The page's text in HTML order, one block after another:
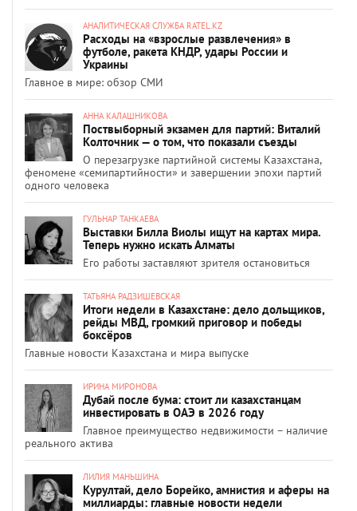
АНАЛИТИЧЕСКАЯ СЛУЖБА RATEL.KZ
Расходы на «взрослые развлечения» в
футболе, ракета КНДР, удары России и
Украины
Главное в мире: обзор СМИ
АННА КАЛАШНИКОВА
Поствыборный экзамен для партий: Виталий
Колточник — о том, что показали съезды
О перезагрузке партийной системы Казахстана,
феномене «семипартийности» и завершении эпохи партий
одного человека
ГУЛЬНАР ТАНКАЕВА
Выставки Билла Виолы ищут на картах мира.
Теперь нужно искать Алматы
Его работы заставляют зрителя остановиться
ТАТЬЯНА РАДЗИШЕВСКАЯ
Итоги недели в Казахстане: дело дольщиков,
рейды МВД, громкий приговор и победы
боксёров
Главные новости Казахстана и мира выпуске
ИРИНА МИРОНОВА
Дубай после бума: стоит ли казахстанцам
инвестировать в ОАЭ в 2026 году
Главное преимущество недвижимости – наличие
реального актива
ЛИЛИЯ МАНЬШИНА
Курултай, дело Борейко, амнистия и аферы на
миллиарды: главные новости недели